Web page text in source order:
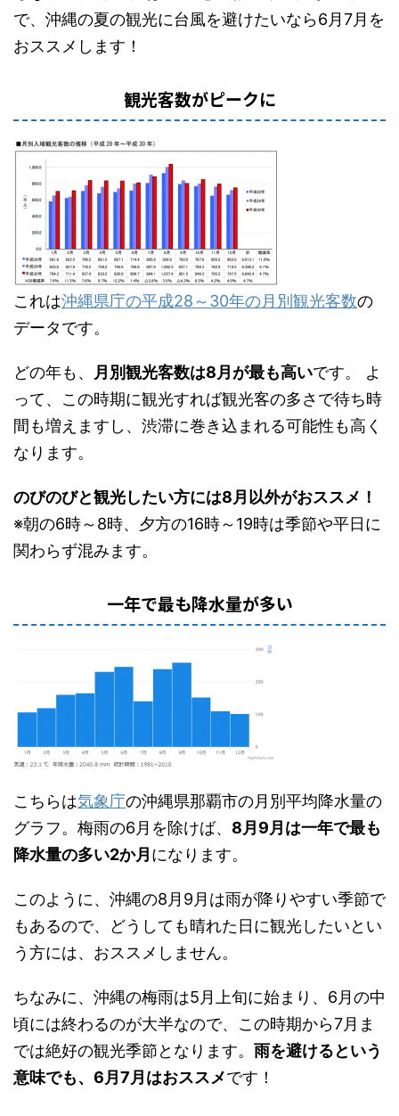
で、沖縄の夏の観光に台風を避けたいなら6月7月を
おススメします！
観光客数がピークに
これは沖縄県庁の平成28～30年の月別観光客数の
データです。
どの年も、 月別観光客数は8月が最も高いです。 よ
って、この時期に観光すれば観光客の多さで待ち時
間も増えますし、渋滞に巻き込まれる可能性も高く
なります。
のびのびと観光したい方には8月以外がおススメ！
※朝の6時～8時、夕方の16時～19時は季節や平日に
関わらず混みます。
一年で最も降水量が多い
こちらは気象庁の沖縄県那覇市の月別平均降水量の
グラフ。梅雨の6月を除けば、 8月9月は一年で最も
降水量の多い2か月 になります。
このように、沖縄の8月9月は雨が降りやすい季節で
もあるので、どうしても晴れた日に観光したいとい
う方には、おススメしません。
ちなみに、沖縄の梅雨は5月上旬に始まり、6月の中
頃には終わるのが大半なので、この時期から7月ま
では絶好の観光季節となります。 雨を避けるという
意味でも、6月7月はおススメです！